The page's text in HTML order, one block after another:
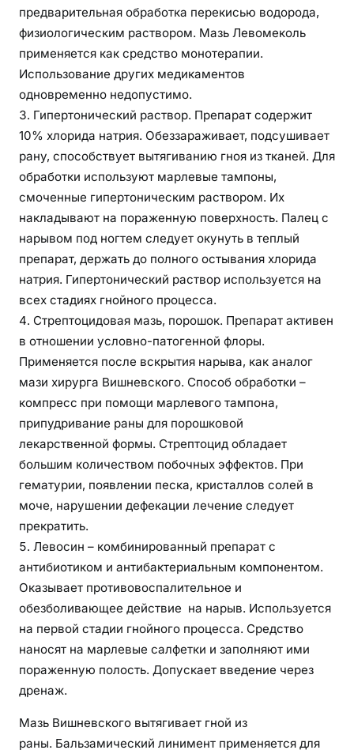
предварительная обработка перекисью водорода,
физиологическим раствором. Мазь Левомеколь
применяется как средство монотерапии.
Использование других медикаментов
одновременно недопустимо.
Гипертонический раствор. Препарат содержит
10% хлорида натрия. Обеззараживает, подсушивает
рану, способствует вытягиванию гноя из тканей. Для
обработки используют марлевые тампоны,
смоченные гипертоническим раствором. Их
накладывают на пораженную поверхность. Палец с
нарывом под ногтем следует окунуть в теплый
препарат, держать до полного остывания хлорида
натрия. Гипертонический раствор используется на
всех стадиях гнойного процесса.
Стрептоцидовая мазь, порошок. Препарат активен
в отношении условно-патогенной флоры.
Применяется после вскрытия нарыва, как аналог
мази хирурга Вишневского. Способ обработки –
компресс при помощи марлевого тампона,
припудривание раны для порошковой
лекарственной формы. Стрептоцид обладает
большим количеством побочных эффектов. При
гематурии, появлении песка, кристаллов солей в
моче, нарушении дефекации лечение следует
прекратить.
Левосин – комбинированный препарат с
антибиотиком и антибактериальным компонентом.
Оказывает противовоспалительное и
обезболивающее действие на нарыв. Используется
на первой стадии гнойного процесса. Средство
наносят на марлевые салфетки и заполняют ими
пораженную полость. Допускает введение через
дренаж.
Мазь Вишневского вытягивает гной из
раны. Бальзамический линимент применяется для